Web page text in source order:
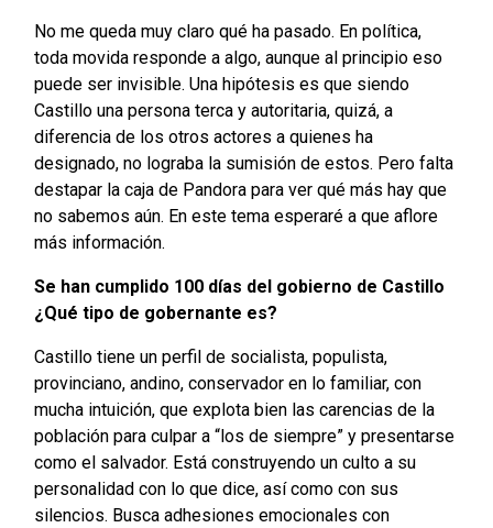
No me queda muy claro qué ha pasado. En política,
toda movida responde a algo, aunque al principio eso
puede ser invisible. Una hipótesis es que siendo
Castillo una persona terca y autoritaria, quizá, a
diferencia de los otros actores a quienes ha
designado, no lograba la sumisión de estos. Pero falta
destapar la caja de Pandora para ver qué más hay que
no sabemos aún. En este tema esperaré a que aflore
más información.
Se han cumplido 100 días del gobierno de Castillo
¿Qué tipo de gobernante es?
Castillo tiene un perfil de socialista, populista,
provinciano, andino, conservador en lo familiar, con
mucha intuición, que explota bien las carencias de la
población para culpar a “los de siempre” y presentarse
como el salvador. Está construyendo un culto a su
personalidad con lo que dice, así como con sus
silencios. Busca adhesiones emocionales con